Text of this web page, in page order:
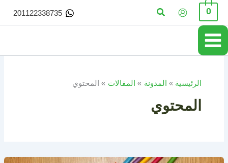
تخطي
المحتوى
0 البحث 201122338735
الرئيسية المدونة المقالات المحتوي
المحتوي